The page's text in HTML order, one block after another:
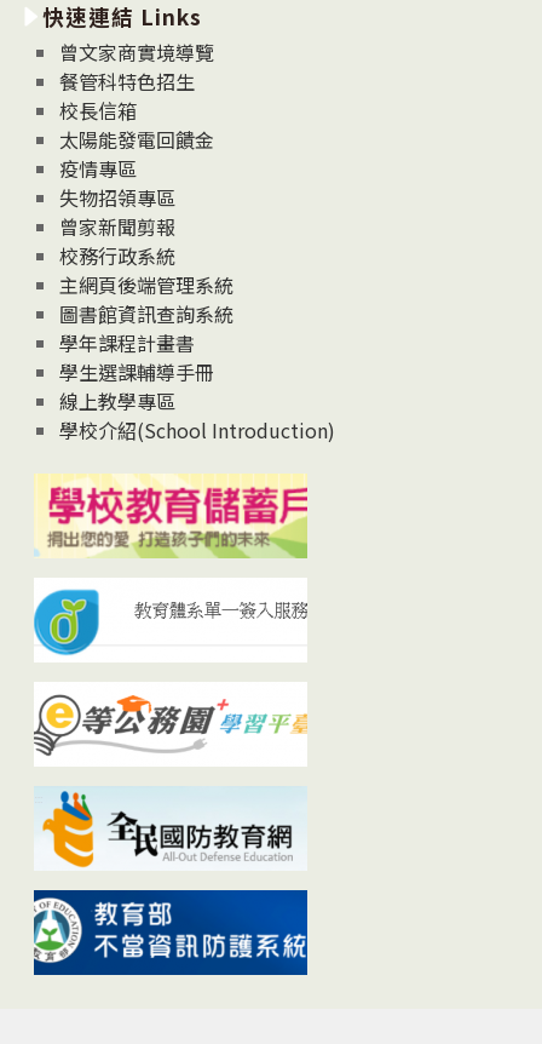
消
息
News
快速連結 Links
曾文家商實境導覽
餐管科特色招生
校長信箱
太陽能發電回饋金
疫情專區
失物招領專區
曾家新聞剪報
校務行政系統
主網頁後端管理系統
圖書館資訊查詢系統
學年課程計畫書
學生選課輔導手冊
線上教學專區
學校介紹(School Introduction)